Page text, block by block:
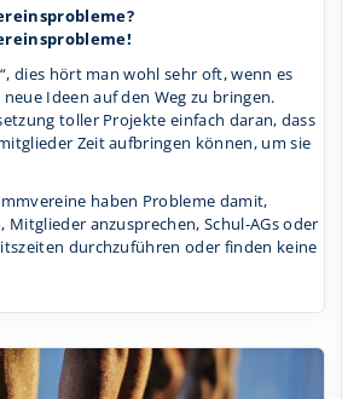
dies hört man wohl sehr oft, wenn es
Ideen auf den Weg zu bringen.
toller Projekte einfach daran, dass
Zeit aufbringen können, um sie
haben Probleme damit,
Mitglieder anzusprechen, Schul-AGs oder
durchzuführen oder finden keine